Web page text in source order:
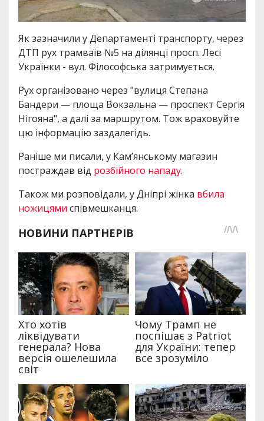
Як зазначили у Департаменті транспорту, через
ДТП рух трамваїв №5 на ділянці просп. Лесі
Українки - вул. Філософська затримується.
Рух організовано через "вулиця Степана
Бандери — площа Вокзальна — проспект Сергія
Нігояна", а далі за маршрутом. Тож враховуйте
цю інформацію заздалегідь.
Раніше ми писали, у Кам’янському магазин
постраждав від розбійного нападу.
Також ми розповідали, у Дніпрі жінка вбила
ножицями співмешканця.